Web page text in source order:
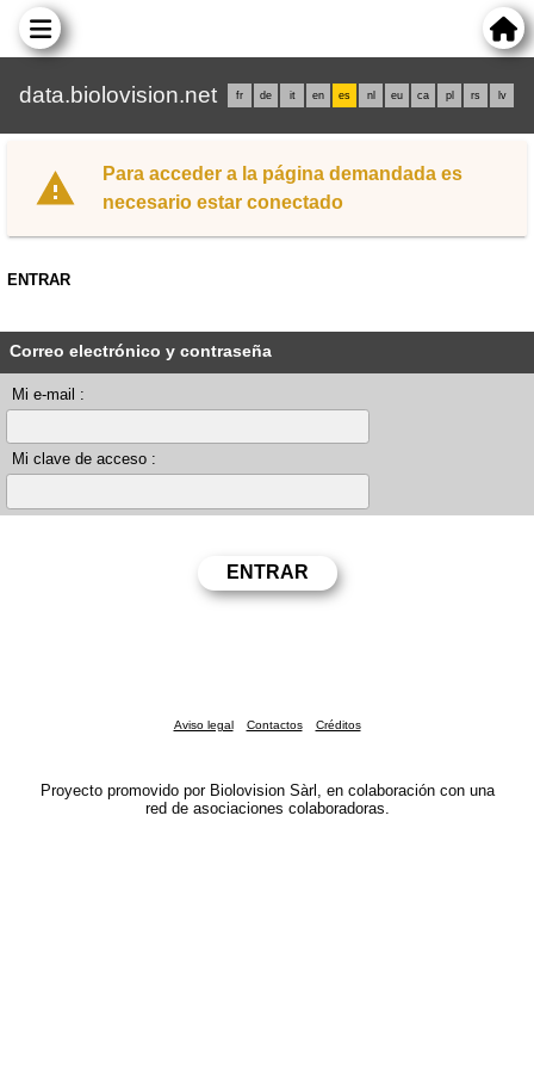
data.biolovision.net fr de it en es nl eu ca pl rs lv
Para acceder a la página demandada es
necesario estar conectado
ENTRAR
Correo electrónico y contraseña
Mi e-mail :
Mi clave de acceso :
Aviso legal Contactos Créditos
Proyecto promovido por Biolovision Sàrl, en colaboración con una
red de asociaciones colaboradoras.